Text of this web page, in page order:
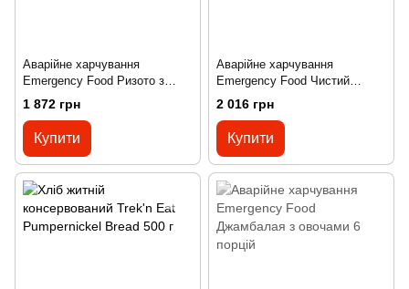
Аварійне харчування
Emergency Food Ризото з
овочами 6 порцій
1 872 грн
Купити
Аварійне харчування
Emergency Food Чистий
бульйон заготовка 1000 г
2 016 грн
Купити